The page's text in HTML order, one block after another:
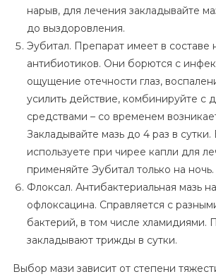
нарыв, для лечения закладывайте
до выздоровления.
Эубитал. Препарат имеет в составе
антибиотиков. Они борются с
ощущение отечности глаз,
усилить действие, комбинируйте с
средствами – со временем
Закладывайте мазь до 4 раз в сутки.
используете при чирее капли для
применяйте Эубитал только на ночь.
Флоксал. Антибактериальная мазь
офлоксацина. Справляется с
бактерий, в том числе хламидиями.
закладывают трижды в сутки.
Выбор мази зависит от степени